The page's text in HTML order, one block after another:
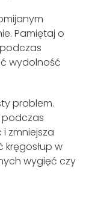
Pamiętaj o
wydolność
problem.
podczas
zmniejsza
kręgosłup w
wygięć czy